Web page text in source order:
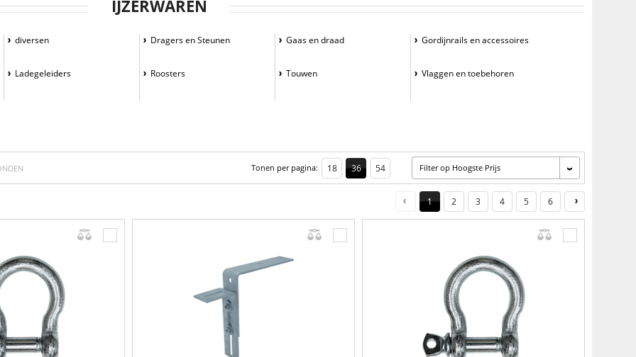
IJZERWAREN
diversen Dragers en Steunen Gaas en draad Gordijnrails en accessoires
Ladegeleiders Roosters Touwen Vlaggen en toebehoren
Filter op Hoogste Prijs
Tonen per pagina: 18 36 54
1 2 3 4 5 6